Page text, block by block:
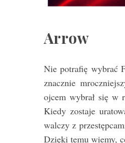
Arrow
Nie potrafię wybrać
znacznie
ojcem wybrał się w
Kiedy zostaje
walczy z
Dzięki temu wiemy,